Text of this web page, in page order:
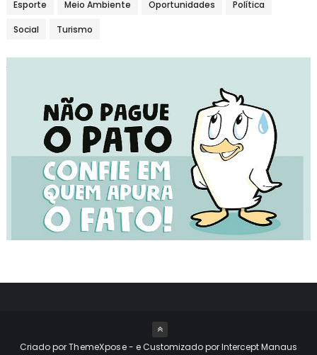
Esporte Meio Ambiente Oportunidades Política
Social Turismo
Criado porThemeXpose- e Customizado por Intercept Manaus